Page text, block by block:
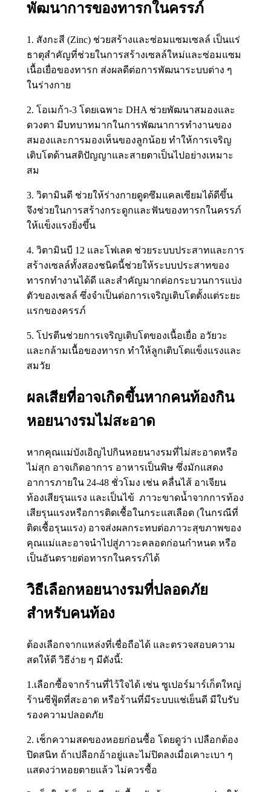
พัฒนาการของทารกในครรภ์
1. สังกะสี (Zinc) ช่วยสร้างและซ่อมแซมเซลล์ เป็นแร่
ธาตุสำคัญที่ช่วยในการสร้างเซลล์ใหม่และซ่อมแซม
เนื้อเยื่อของทารก ส่งผลดีต่อการพัฒนาระบบต่าง ๆ
ในร่างกาย
2. โอเมก้า‑3 โดยเฉพาะ DHA ช่วยพัฒนาสมองและ
ดวงตา มีบทบาทมากในการพัฒนาการทำงานของ
สมองและการมองเห็นของลูกน้อย ทำให้การเจริญ
เติบโตด้านสติปัญญาและสายตาเป็นไปอย่างเหมาะ
สม
3. วิตามินดี ช่วยให้ร่างกายดูดซึมแคลเซียมได้ดีขึ้น
จึงช่วยในการสร้างกระดูกและฟันของทารกในครรภ์
ให้แข็งแรงยิ่งขึ้น
4. วิตามินบี 12 และโฟเลต ช่วยระบบประสาทและการ
สร้างเซลล์ทั้งสองชนิดนี้ช่วยให้ระบบประสาทของ
ทารกทำงานได้ดี และสำคัญมากต่อกระบวนการแบ่ง
ตัวของเซลล์ ซึ่งจำเป็นต่อการเจริญเติบโตตั้งแต่ระยะ
แรกของครรภ์
5. โปรตีนช่วยการเจริญเติบโตของเนื้อเยื่อ อวัยวะ
และกล้ามเนื้อของทารก ทำให้ลูกเติบโตแข็งแรงและ
สมวัย
ผลเสียที่อาจเกิดขึ้นหากคนท้องกิน
หอยนางรมไม่สะอาด
หากคุณแม่บังเอิญไปกินหอยนางรมที่ไม่สะอาดหรือ
ไม่สุก อาจเกิดอาการ อาหารเป็นพิษ ซึ่งมักแสดง
อาการภายใน 24-48 ชั่วโมง เช่น คลื่นไส้ อาเจียน
ท้องเสียรุนแรง และเป็นไข้ ภาวะขาดน้ำจากการท้อง
เสียรุนแรงหรือการติดเชื้อในกระแสเลือด (ในกรณีที่
ติดเชื้อรุนแรง) อาจส่งผลกระทบต่อภาวะสุขภาพของ
คุณแม่และอาจนำไปสู่ภาวะคลอดก่อนกำหนด หรือ
เป็นอันตรายต่อทารกในครรภ์ได้
วิธีเลือกหอยนางรมที่ปลอดภัย
สำหรับคนท้อง
ต้องเลือกจากแหล่งที่เชื่อถือได้ และตรวจสอบความ
สดให้ดี วิธีง่าย ๆ มีดังนี้:
1.เลือกซื้อจากร้านที่ไว้ใจได้ เช่น ซูเปอร์มาร์เก็ตใหญ่
ร้านซีฟู้ดที่สะอาด หรือร้านที่มีระบบแช่เย็นดี มีใบรับ
รองความปลอดภัย
2. เช็กความสดของหอยก่อนซื้อ โดยดูว่า เปลือกต้อง
ปิดสนิท ถ้าเปลือกอ้าอยู่และไม่ปิดลงเมื่อเคาะเบา ๆ
แสดงว่าหอยตายแล้ว ไม่ควรซื้อ